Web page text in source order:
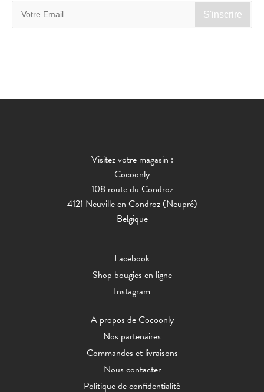
Visitez votre magasin :
Cocoonly
108 route du Condroz
4121 Neuville en Condroz (Neupré)
Belgique
Facebook
Shop bougies en ligne
Instagram
A propos de Cocoonly
Nos partenaires
Commandes et livraisons
Nous contacter
Politique de confidentialité